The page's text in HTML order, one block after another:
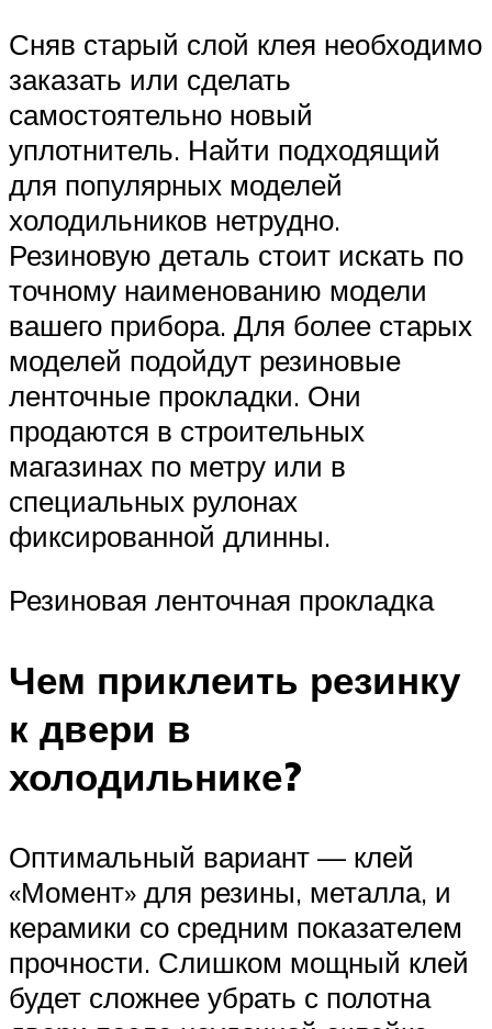
Сняв старый слой клея необходимо
заказать или сделать
самостоятельно новый
уплотнитель. Найти подходящий
для популярных моделей
холодильников нетрудно.
Резиновую деталь стоит искать по
точному наименованию модели
вашего прибора. Для более старых
моделей подойдут резиновые
ленточные прокладки. Они
продаются в строительных
магазинах по метру или в
специальных рулонах
фиксированной длинны.
Резиновая ленточная прокладка
Чем приклеить резинку
к двери в
холодильнике?
Оптимальный вариант — клей
«Момент» для резины, металла, и
керамики со средним показателем
прочности. Слишком мощный клей
будет сложнее убрать с полотна